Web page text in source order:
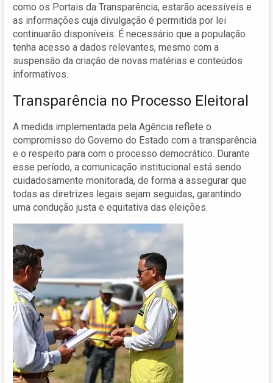
como os Portais da Transparência, estarão acessíveis e
as informações cuja divulgação é permitida por lei
continuarão disponíveis. É necessário que a população
tenha acesso a dados relevantes, mesmo com a
suspensão da criação de novas matérias e conteúdos
informativos.
Transparência no Processo Eleitoral
A medida implementada pela Agência reflete o
compromisso do Governo do Estado com a transparência
e o respeito para com o processo democrático. Durante
esse período, a comunicação institucional está sendo
cuidadosamente monitorada, de forma a assegurar que
todas as diretrizes legais sejam seguidas, garantindo
uma condução justa e equitativa das eleições.